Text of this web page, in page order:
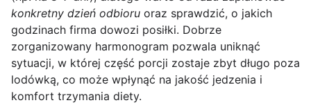
konkretny dzień odbioru oraz sprawdzić, o jakich
godzinach firma dowozi posiłki. Dobrze
zorganizowany harmonogram pozwala uniknąć
sytuacji, w której część porcji zostaje zbyt długo poza
lodówką, co może wpłynąć na jakość jedzenia i
komfort trzymania diety.